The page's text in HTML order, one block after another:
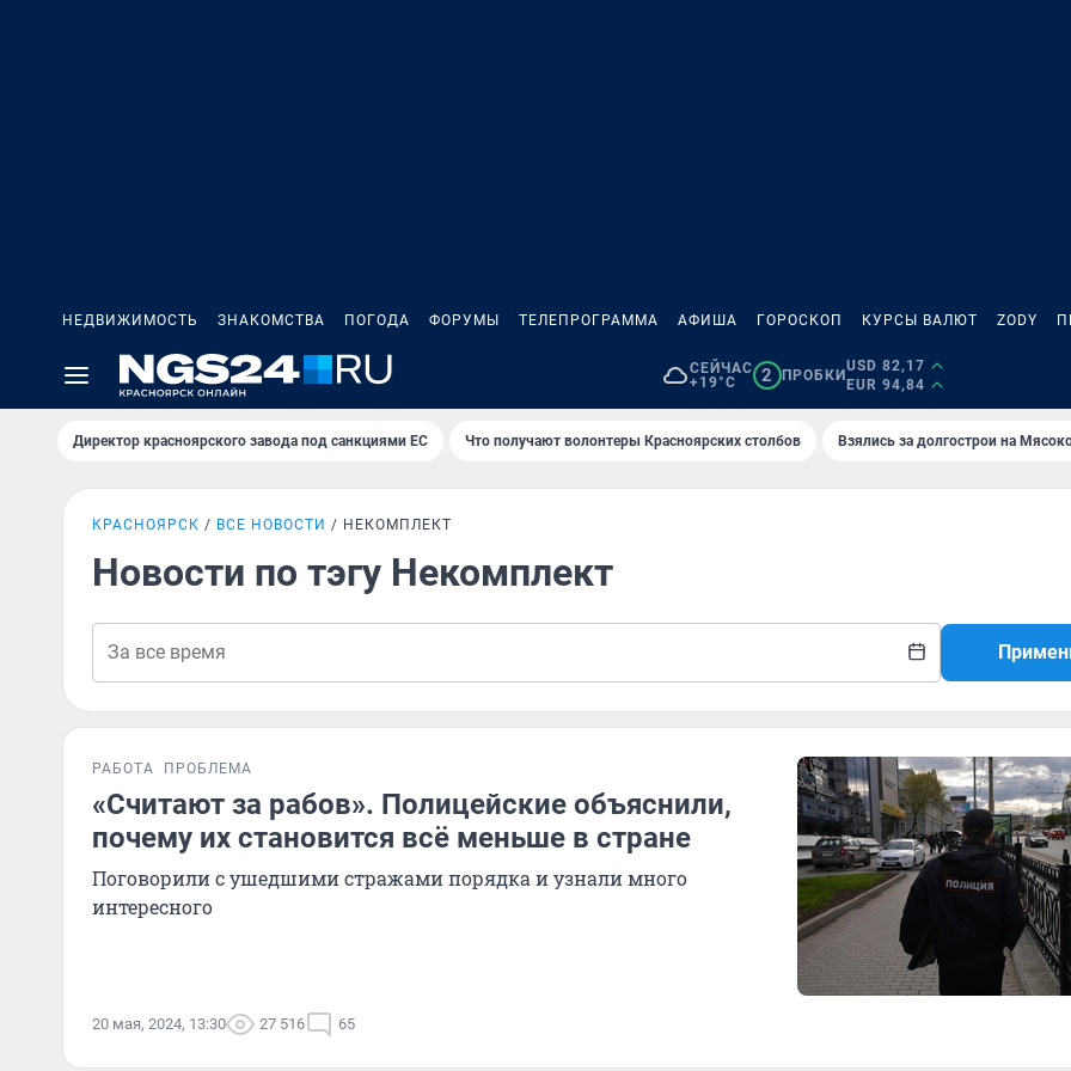
НЕДВИЖИМОСТЬ ЗНАКОМСТВА ПОГОДА ФОРУМЫ ТЕЛЕПРОГРАММА АФИША ГОРОСКОП КУРСЫ ВАЛЮТ ZODY
СЕЙЧАС
+19°C
2 ПРОБКИ
USD 82,17
EUR 94,84
Директор красноярского завода под санкциями ЕС Что получают волонтеры Красноярских столбов Взялись за долгострои на
КРАСНОЯРСК ВСЕ НОВОСТИ НЕКОМПЛЕКТ
Новости по тэгу Некомплект
РАБОТА ПРОБЛЕМА
«Считают за рабов». Полицейские объяснили,
почему их становится всё меньше в стране
Поговорили с ушедшими стражами порядка и узнали много
интересного
20 мая, 2024, 13:30 27 516 65